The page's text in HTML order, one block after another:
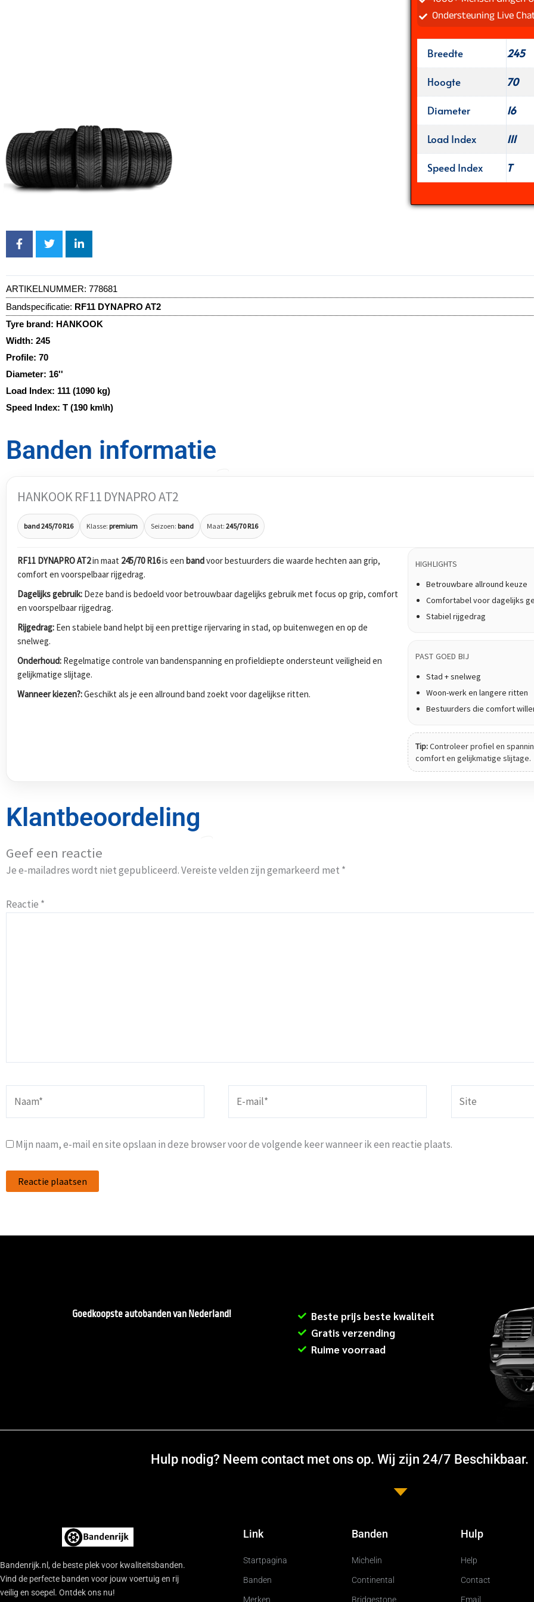
Ondersteuning Live
Breedte
245
Hoogte
70
Diameter
16
Load Index
111
Speed Index
T
ARTIKELNUMMER: 778681
Bandspecificatie: RF11 DYNAPRO AT2
Tyre brand: HANKOOK
Width: 245
Profile: 70
Diameter: 16''
Load Index: 111 (1090 kg)
Speed Index: T (190 km\h)
Banden informatie
HANKOOK RF11 DYNAPRO AT2
band 245/70 R16 Klasse: premium Seizoen: band Maat: 245/70 R16
RF11 DYNAPRO AT2in maat 245/70 R16is een bandvoor bestuurders die waarde hechten aan grip,
comfort en voorspelbaar rijgedrag.
Dagelijks gebruik: Deze band is bedoeld voor betrouwbaar dagelijks gebruik met focus op grip, comfort
en voorspelbaar rijgedrag.
Rijgedrag: Een stabiele band helpt bij een prettige rijervaring in stad, op buitenwegen en op de
snelweg.
Onderhoud: Regelmatige controle van bandenspanning en profieldiepte ondersteunt veiligheid en
gelijkmatige slijtage.
Wanneer kiezen?:Geschikt als je een allround band zoekt voor dagelijkse ritten.
HIGHLIGHTS
Betrouwbare allround keuze
Comfortabel voor dagelijks
Stabiel rijgedrag
PAST GOED BIJ
Stad + snelweg
Woon-werk en langere ritten
Bestuurders die comfort
Tip:Controleer profiel en
comfort en gelijkmatige slijtage.
Klantbeoordeling
Geef een reactie
Je e-mailadres wordt niet gepubliceerd.Vereiste velden zijn gemarkeerd met *
Reactie *
mail*
Mijn naam, e-mail en site opslaan in deze browser voor de volgende keer wanneer ik een reactie plaats.
Goedkoopste autobanden van Nederland!
Beste prijs beste kwaliteit
Gratis verzending
Ruime voorraad
Hulp nodig? Neem contact met ons op. Wij zijn 24/7 Beschikbaar.
Bandenrijk.nl, de beste plek voor kwaliteitsbanden.
Vind de perfecte banden voor jouw voertuig en rij
veilig en soepel. Ontdek ons nu!
Link
Startpagina
Banden
Merken
Banden
Michelin
Continental
Bridgestone
Hulp
Help
Contact
Email